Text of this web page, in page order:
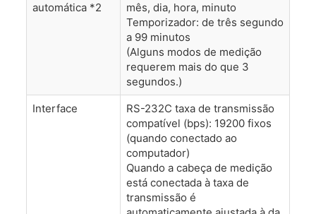
automática *2
mês, dia, hora, minuto
Temporizador: de três segundo
a 99 minutos
(Alguns modos de medição
requerem mais do que 3
segundos.)
Interface
RS-232C taxa de transmissão
compatível (bps): 19200 fixos
(quando conectado ao
computador)
Quando a cabeça de medição
está conectada à taxa de
transmissão é